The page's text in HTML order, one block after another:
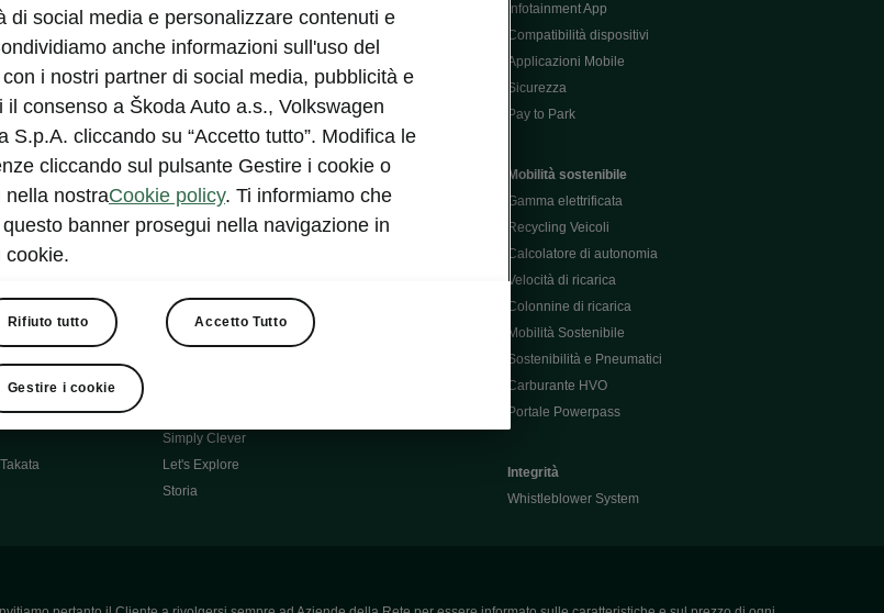
Richiedi Assistenza Service
Mondo Škoda
Milano Design Week
Fabia Green Flow
Škoda Official Partner X Factor 202
Elroq Respectline
Contatti
Auto per neopatentati
Simply Clever
Let's Explore
Storia
Infotainment App
Compatibilità dispositivi
Applicazioni Mobile
Sicurezza
Pay to Park
Mobilità sostenibile
Gamma elettrificata
Recycling Veicoli
Calcolatore di autonomia
Velocità di ricarica
Colonnine di ricarica
Mobilità Sostenibile
Sostenibilità e Pneumatici
Carburante HVO
Portale Powerpass
Integrità
Whistleblower System
di social media e personalizzare contenuti e
anche informazioni sull'uso del
i nostri partner di social media, pubblicità e
il consenso a Škoda Auto a.s., Volkswagen
S.p.A. cliccando su “Accetto tutto”. Modifica le
cliccando sul pulsante Gestire i cookie o
nella nostraCookie policy. Ti informiamo che
banner prosegui nella navigazione in
cookie.
Rifiuto tutto Accetto Tutto
Gestire i cookie